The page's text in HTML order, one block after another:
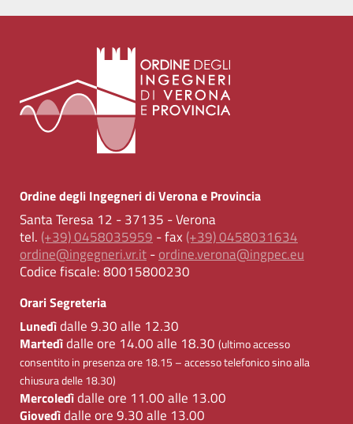
Ordine degli Ingegneri di Verona e Provincia
Santa Teresa 12 - 37135 - Verona
tel. (+39) 0458035959 - fax (+39) 0458031634
ordine@ingegneri.vr.it-ordine.verona@ingpec.eu
Codice fiscale:80015800230
Orari Segreteria
Lunedìdalle 9.30 alle 12.30
Martedìdalle ore 14.00 alle 18.30 (ultimo accesso
consentito in presenza ore 18.15 – accesso telefonico sino alla
chiusura delle 18.30)
Mercoledìdalle ore 11.00 alle 13.00
Giovedìdalle ore 9.30 alle 13.00